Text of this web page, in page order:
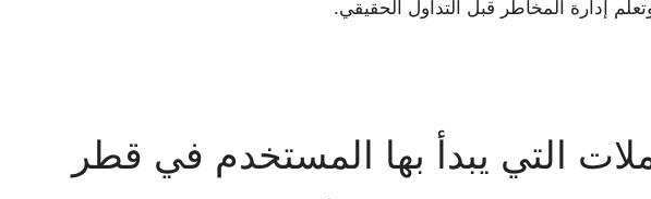
إدارة المخاطر قبل التداول الحقيقي.
التي يبدأ بها المستخدم في قطر